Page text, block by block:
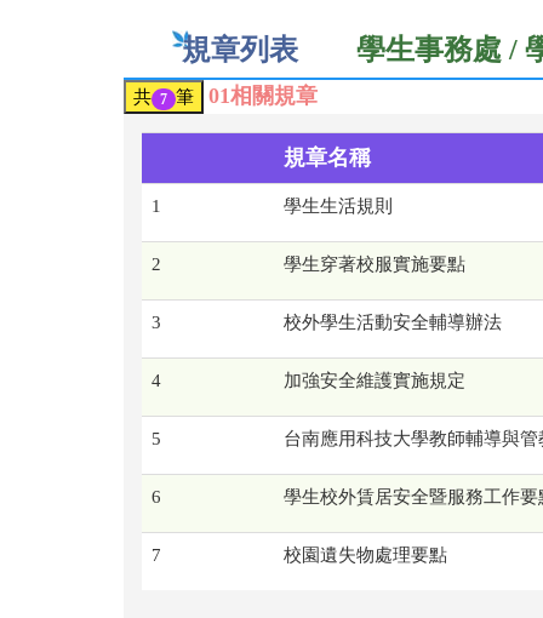
規章列表 學生事務處 /
共 7 筆 01相關規章
規章名稱
1 學生生活規則
2 學生穿著校服實施要點
3 校外學生活動安全輔導辦法
4 加強安全維護實施規定
5 台南應用科技大學教師輔導與
6 學生校外賃居安全暨服務工作要
7 校園遺失物處理要點